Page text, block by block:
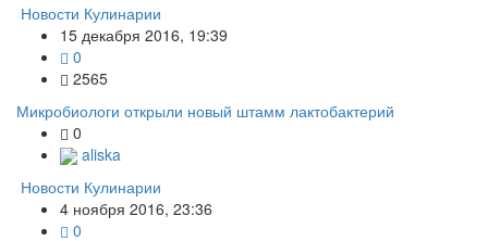
Новости Кулинарии
15 декабря 2016, 19:39
0
2565
Микробиологи открыли новый штамм лактобактерий
0
aliska
Новости Кулинарии
4 ноября 2016, 23:36
0